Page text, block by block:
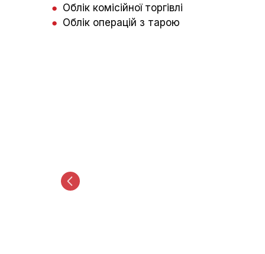
● Облік комісійної торгівлі
● Облік операцій з тарою